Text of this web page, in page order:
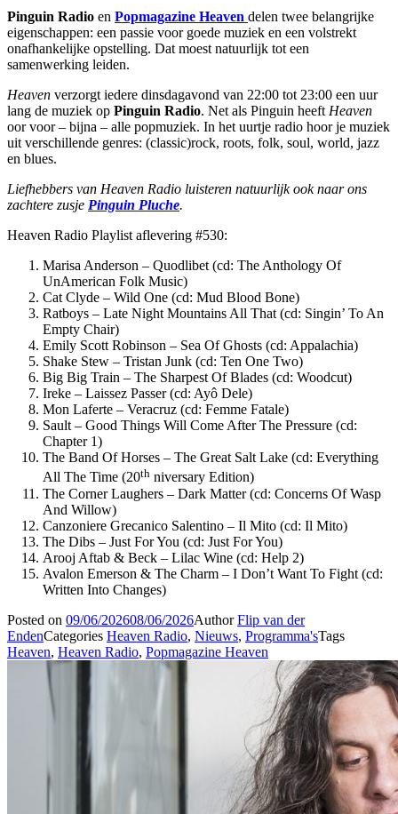
Pinguin Radio en Popmagazine Heaven delen twee belangrijke
eigenschappen: een passie voor goede muziek en een volstrekt
onafhankelijke opstelling. Dat moest natuurlijk tot een
samenwerking leiden.
Heaven verzorgt iedere dinsdagavond van 22:00 tot 23:00 een uur
lang de muziek op Pinguin Radio. Net als Pinguin heeft Heaven
oor voor – bijna – alle popmuziek. In het uurtje radio hoor je muziek
uit verschillende genres: (classic)rock, roots, folk, soul, world, jazz
en blues.
Liefhebbers van Heaven Radio luisteren natuurlijk ook naar ons
zachtere zusje Pinguin Pluche.
Heaven Radio Playlist aflevering #530:
Marisa Anderson – Quodlibet (cd: The Anthology Of
UnAmerican Folk Music)
Cat Clyde – Wild One (cd: Mud Blood Bone)
Ratboys – Late Night Mountains All That (cd: Singin’ To An
Empty Chair)
Emily Scott Robinson – Sea Of Ghosts (cd: Appalachia)
Shake Stew – Tristan Junk (cd: Ten One Two)
Big Big Train – The Sharpest Of Blades (cd: Woodcut)
Ireke – Laissez Passer (cd: Ayô Dele)
Mon Laferte – Veracruz (cd: Femme Fatale)
Sault – Good Things Will Come After The Pressure (cd:
Chapter 1)
The Band Of Horses – The Great Salt Lake (cd: Everything
All The Time (20th niversary Edition)
The Corner Laughers – Dark Matter (cd: Concerns Of Wasp
And Willow)
Canzoniere Grecanico Salentino – Il Mito (cd: Il Mito)
The Dibs – Just For You (cd: Just For You)
Arooj Aftab & Beck – Lilac Wine (cd: Help 2)
Avalon Emerson & The Charm – I Don’t Want To Fight (cd:
Written Into Changes)
Posted on 09/06/202608/06/2026AuthorFlip van der
EndenCategories Heaven Radio, Nieuws, Programma'sTags
Heaven, Heaven Radio, Popmagazine Heaven